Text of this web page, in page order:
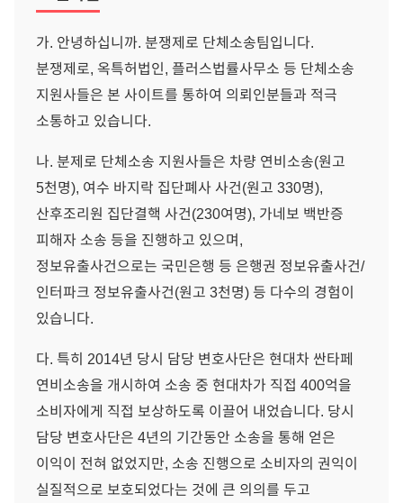
가. 안녕하십니까. 분쟁제로 단체소송팀입니다.
분쟁제로, 옥특허법인, 플러스법률사무소 등 단체소송
지원사들은 본 사이트를 통하여 의뢰인분들과 적극
소통하고 있습니다.
나. 분제로 단체소송 지원사들은 차량 연비소송(원고
5천명), 여수 바지락 집단폐사 사건(원고 330명),
산후조리원 집단결핵 사건(230여명), 가네보 백반증
피해자 소송 등을 진행하고 있으며,
정보유출사건으로는 국민은행 등 은행권 정보유출사건/
인터파크 정보유출사건(원고 3천명) 등 다수의 경험이
있습니다.
다. 특히 2014년 당시 담당 변호사단은 현대차 싼타페
연비소송을 개시하여 소송 중 현대차가 직접 400억을
소비자에게 직접 보상하도록 이끌어 내었습니다. 당시
담당 변호사단은 4년의 기간동안 소송을 통해 얻은
이익이 전혀 없었지만, 소송 진행으로 소비자의 권익이
실질적으로 보호되었다는 것에 큰 의의를 두고